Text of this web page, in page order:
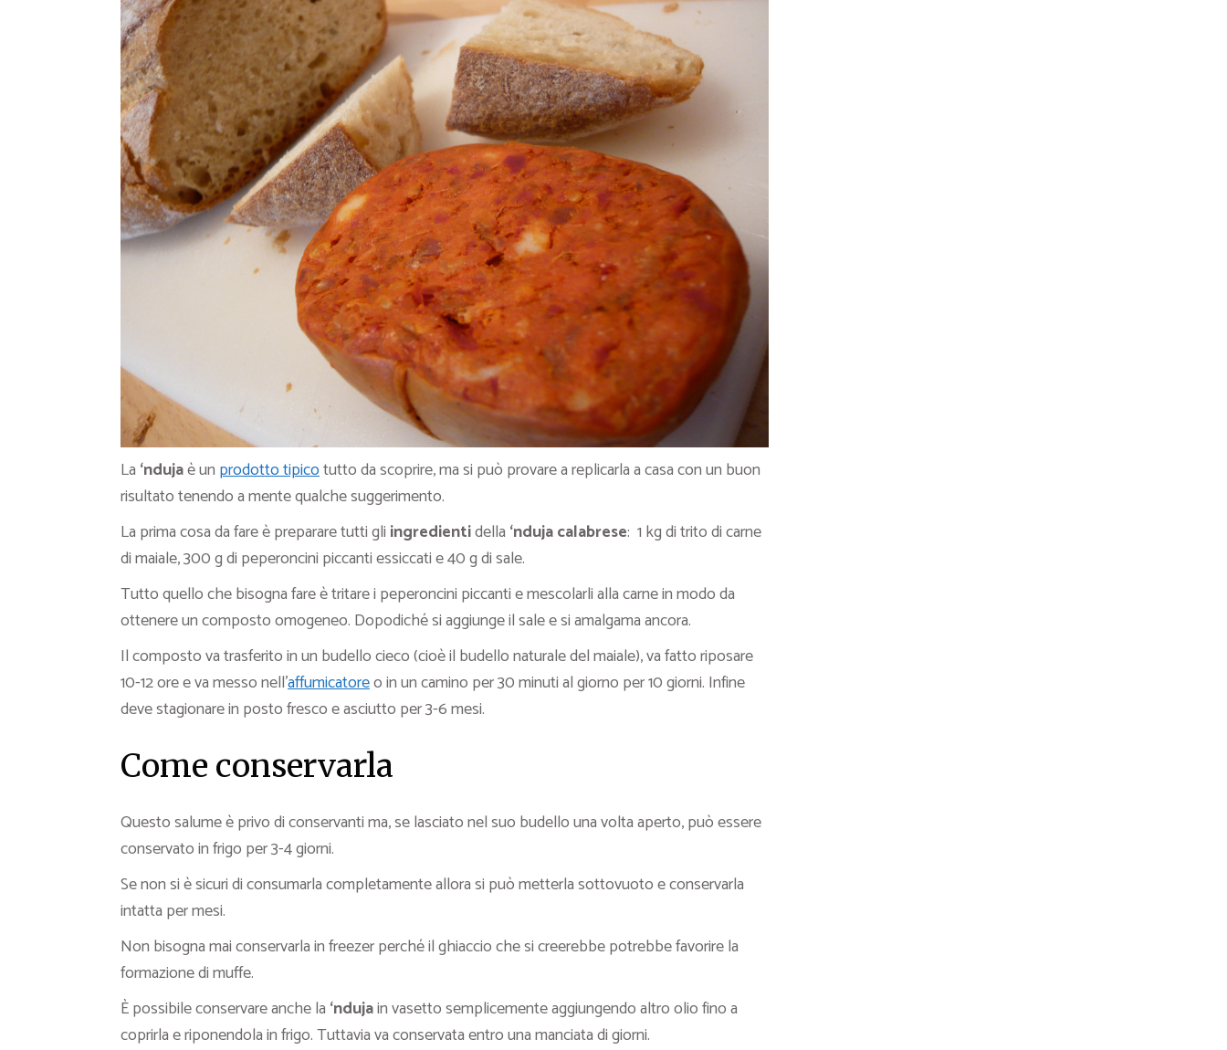
La ‘ndujaè un prodotto tipicotutto da scoprire, ma si può provare a replicarla a casa con un buon
risultato tenendo a mente qualche suggerimento.
La prima cosa da fare è preparare tutti gli ingredientidella ‘nduja calabrese: 1 kg di trito di carne
di maiale, 300 g di peperoncini piccanti essiccati e 40 g di sale.
Tutto quello che bisogna fare è tritare i peperoncini piccanti e mescolarli alla carne in modo da
ottenere un composto omogeneo. Dopodiché si aggiunge il sale e si amalgama ancora.
Il composto va trasferito in un budello cieco (cioè il budello naturale del maiale), va fatto riposare
10-12 ore e va messo nell’affumicatoreo in un camino per 30 minuti al giorno per 10 giorni. Infine
deve stagionare in posto fresco e asciutto per 3-6 mesi.
Come conservarla
Questo salume è privo di conservanti ma, se lasciato nel suo budello una volta aperto, può essere
conservato in frigo per 3-4 giorni.
Se non si è sicuri di consumarla completamente allora si può metterla sottovuoto e conservarla
intatta per mesi.
Non bisogna mai conservarla in freezer perché il ghiaccio che si creerebbe potrebbe favorire la
formazione di muffe.
È possibile conservare anche la ‘ndujain vasetto semplicemente aggiungendo altro olio fino a
coprirla e riponendola in frigo. Tuttavia va conservata entro una manciata di giorni.